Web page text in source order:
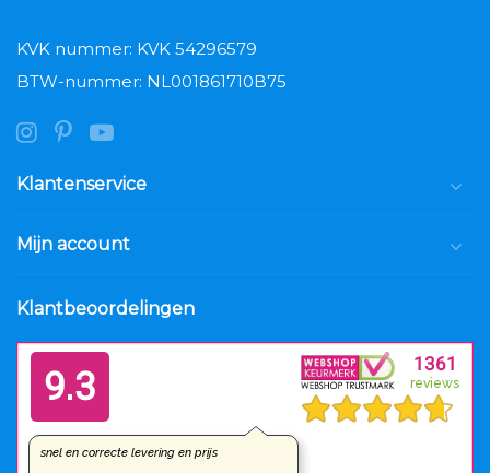
KVK nummer: KVK 54296579
BTW-nummer: NL001861710B75
Klantenservice
Mijn account
Klantbeoordelingen